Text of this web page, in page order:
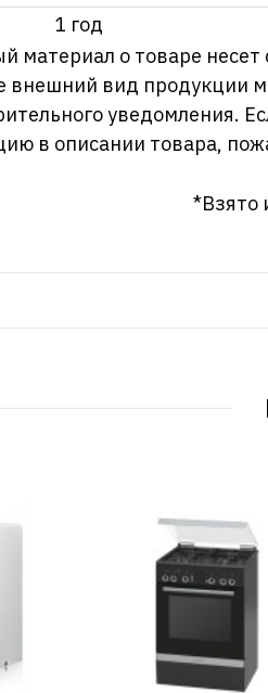
1 год
материал о товаре несет
внешний вид продукции
уведомления.
в описании товара,
*Взято